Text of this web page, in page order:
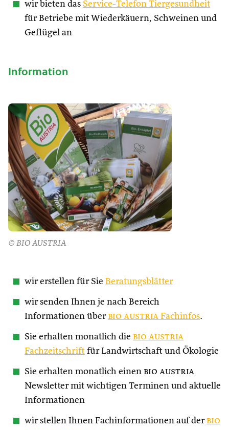
wir bieten das Service-Telefon Tiergesundheit
für Betriebe mit Wiederkäuern, Schweinen und
Geflügel an
Information
© BIO AUSTRIA
wir erstellen für Sie Beratungsblätter
wir senden Ihnen je nach Bereich
Informationen über bio austria Fachinfos.
Sie erhalten monatlich die bio austria
Fachzeitschrift für Landwirtschaft und Ökologie
Sie erhalten monatlich einen bio austria
Newsletter mit wichtigen Terminen und aktuelle
Informationen
wir stellen Ihnen Fachinformationen auf der bio